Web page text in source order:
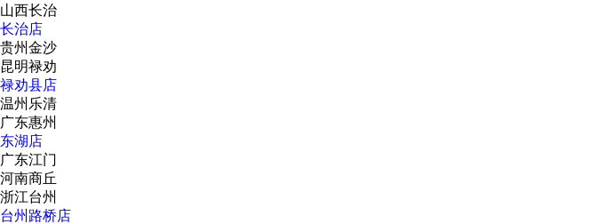
山西长治
长治店
贵州金沙
昆明禄劝
禄劝县店
温州乐清
广东惠州
东湖店
广东江门
河南商丘
浙江台州
台州路桥店